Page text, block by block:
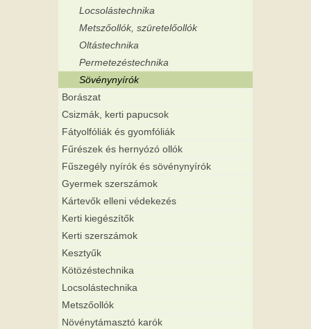
Locsolástechnika
Metszőollók, szüretelőollók
Oltástechnika
Permetezéstechnika
Sövénynyírók
Borászat
Csizmák, kerti papucsok
Fátyolfóliák és gyomfóliák
Fűrészek és hernyózó ollók
Fűszegély nyírók és sövénynyírók
Gyermek szerszámok
Kártevők elleni védekezés
Kerti kiegészítők
Kerti szerszámok
Kesztyűk
Kötözéstechnika
Locsolástechnika
Metszőollók
Növénytámasztó karók